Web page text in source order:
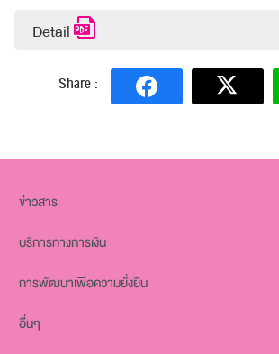
Detail
Share :
ข่าวสาร
บริการทางการเงิน
การพัฒนาเพื่อความยั่งยืน
อื่นๆ